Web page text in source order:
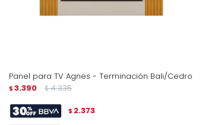
Panel para TV Agnes - Terminación Bali/Cedro
$ 3.390 $ 4.335
$ 2.373